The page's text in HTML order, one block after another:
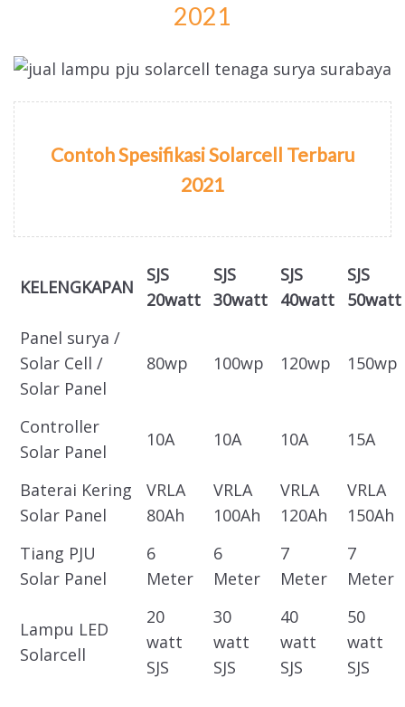
2021
Contoh Spesifikasi Solarcell Terbaru
2021
KELENGKAPAN
SJS
20watt
SJS
30watt
SJS
40watt
SJS
50watt
Panel surya /
Solar Cell /
Solar Panel
80wp 100wp 120wp 150wp
Controller
Solar Panel
10A 10A 10A 15A
Baterai Kering
Solar Panel
VRLA
80Ah
VRLA
100Ah
VRLA
120Ah
VRLA
150Ah
Tiang PJU
Solar Panel
6
Meter
6
Meter
7
Meter
7
Meter
Lampu LED
Solarcell
20
watt
SJS
30
watt
SJS
40
watt
SJS
50
watt
SJS